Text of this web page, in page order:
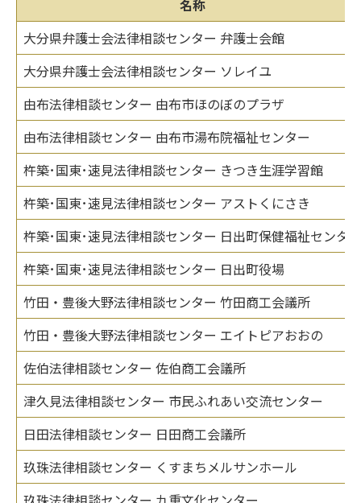
名称
大分県弁護士会法律相談センター 弁護士会館
大分県弁護士会法律相談センター ソレイユ
由布法律相談センター 由布市ほのぼのプラザ
由布法律相談センター 由布市湯布院福祉センター
杵築･国東･速見法律相談センター きつき生涯学習館
杵築･国東･速見法律相談センター アストくにさき
杵築･国東･速見法律相談センター 日出町保健福祉センタ
杵築･国東･速見法律相談センター 日出町役場
竹田・豊後大野法律相談センター 竹田商工会議所
竹田・豊後大野法律相談センター エイトピアおおの
佐伯法律相談センター 佐伯商工会議所
津久見法律相談センター 市民ふれあい交流センター
日田法律相談センター 日田商工会議所
玖珠法律相談センター くすまちメルサンホール